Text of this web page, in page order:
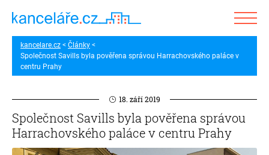
kancelare.cz
Články
Společnost Savills byla pověřena správou Harrachovského paláce v
centru Prahy
18. září 2019
Společnost Savills byla pověřena správou
Harrachovského paláce v centru Prahy